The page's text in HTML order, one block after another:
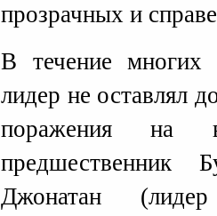
прозрачных и
В течение многих
лидер не оставлял
поражения
предшественник
Джонатан